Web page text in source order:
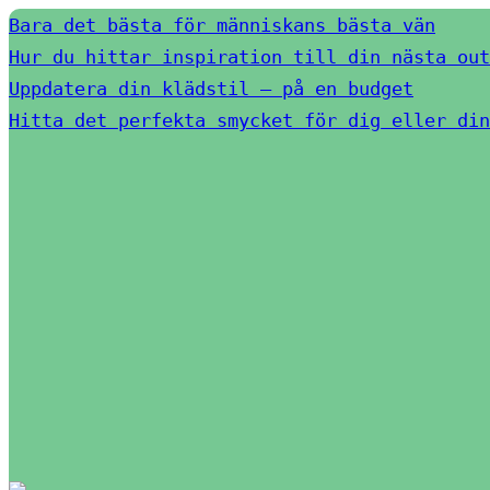
Bara det bästa för människans bästa vän
Hur du hittar inspiration till din nästa
Uppdatera din klädstil – på en budget
Hitta det perfekta smycket för dig eller din